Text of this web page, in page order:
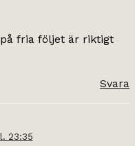
på fria följet är riktigt
Svara
23:35